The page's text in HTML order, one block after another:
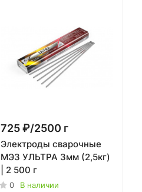
725 ₽/2500 г
Электроды сварочные
МЭЗ УЛЬТРА 3мм (2,5кг)
| 2 500 г
0 В наличии